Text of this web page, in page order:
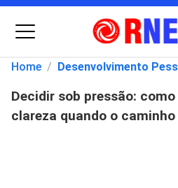
Menu
Pesquisar
por:
Home / Desenvolvimento
Decidir sob pressão:
clareza quando o